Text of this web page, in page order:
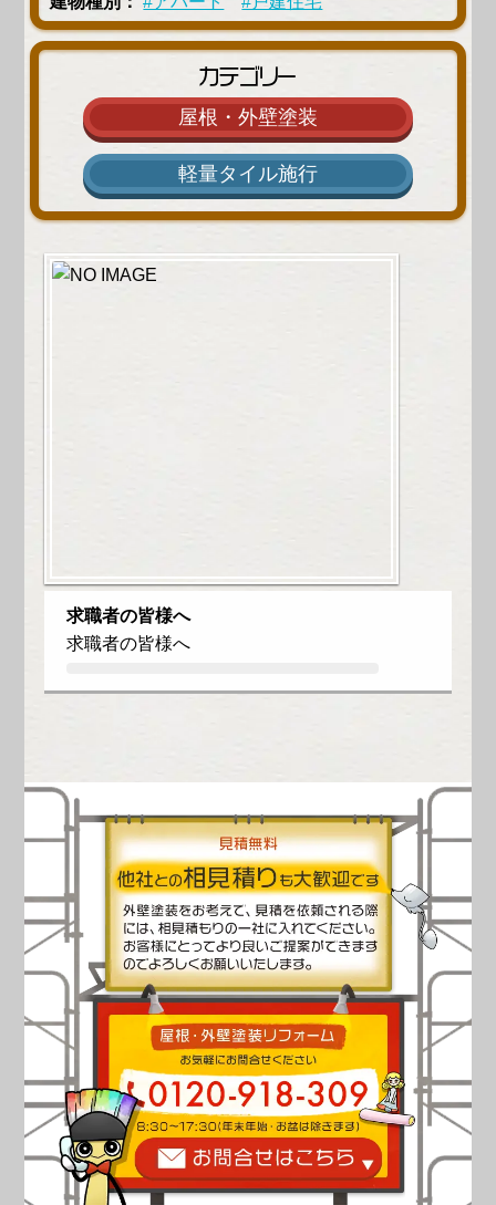
カテゴリー
屋根・外壁塗装
軽量タイル施行
求職者の皆様へ
求職者の皆様へ